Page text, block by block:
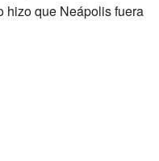
hizo que Neápolis fuera